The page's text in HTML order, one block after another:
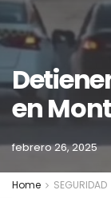
en
febrero 26, 2025
Home SEGURIDAD